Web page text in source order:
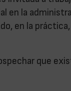
en la
en la práctica,
que